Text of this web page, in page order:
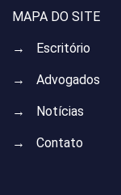
MAPA DO SITE
→ Escritório
→ Advogados
→ Notícias
→ Contato